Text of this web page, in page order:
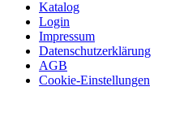
Katalog
Login
Impressum
Datenschutzerklärung
AGB
Cookie-Einstellungen